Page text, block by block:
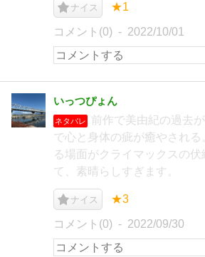
ナイス ★1
コメント(0) 2022/10/01
いっつぴょん
ネタバレ
前作で美由紀の過去
で心と身体の疵が癒やされ
る場面がクライマックスの伏
て、素晴らしすぎます。
ナイス ★3
コメント(0) 2022/09/30